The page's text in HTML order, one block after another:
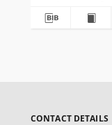
CONTACT DETAILS